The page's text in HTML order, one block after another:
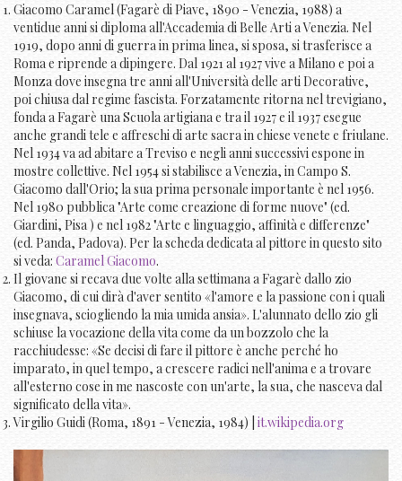
Giacomo Caramel (Fagarè di Piave, 1890 - Venezia, 1988) a
ventidue anni si diploma all'Accademia di Belle Arti a Venezia. Nel
1919, dopo anni di guerra in prima linea, si sposa, si trasferisce a
Roma e riprende a dipingere. Dal 1921 al 1927 vive a Milano e poi a
Monza dove insegna tre anni all'Università delle arti Decorative,
poi chiusa dal regime fascista. Forzatamente ritorna nel trevigiano,
fonda a Fagarè una Scuola artigiana e tra il 1927 e il 1937 esegue
anche grandi tele e affreschi di arte sacra in chiese venete e friulane.
Nel 1934 va ad abitare a Treviso e negli anni successivi espone in
mostre collettive. Nel 1954 si stabilisce a Venezia, in Campo S.
Giacomo dall'Orio; la sua prima personale importante è nel 1956.
Nel 1980 pubblica "Arte come creazione di forme nuove" (ed.
Giardini, Pisa ) e nel 1982 "Arte e linguaggio, affinità e differenze"
(ed. Panda, Padova). Per la scheda dedicata al pittore in questo sito
si veda: Caramel Giacomo.
Il giovane si recava due volte alla settimana a Fagarè dallo zio
Giacomo, di cui dirà d'aver sentito «l'amore e la passione con i quali
insegnava, sciogliendo la mia umida ansia». L'alunnato dello zio gli
schiuse la vocazione della vita come da un bozzolo che la
racchiudesse: «Se decisi di fare il pittore è anche perché ho
imparato, in quel tempo, a crescere radici nell'anima e a trovare
all'esterno cose in me nascoste con un'arte, la sua, che nasceva dal
significato della vita».
Virgilio Guidi (Roma, 1891 - Venezia, 1984) | it.wikipedia.org